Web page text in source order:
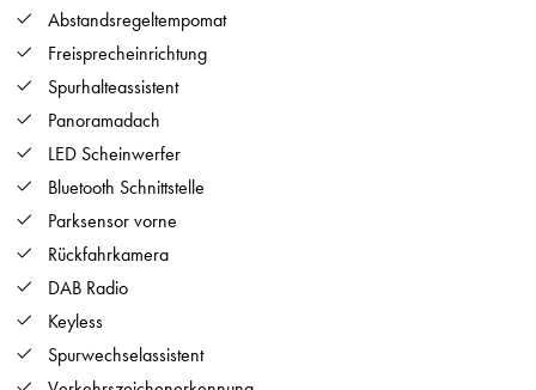
Abstandsregeltempomat
Freisprecheinrichtung
Spurhalteassistent
Panoramadach
LED Scheinwerfer
Bluetooth Schnittstelle
Parksensor vorne
Rückfahrkamera
DAB Radio
Keyless
Spurwechselassistent